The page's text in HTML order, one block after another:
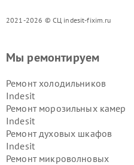
2021-2026 © СЦ indesit-fixim.ru
Мы ремонтируем
Ремонт холодильников
Indesit
Ремонт морозильных камер
Indesit
Ремонт духовых шкафов
Indesit
Ремонт микроволновых